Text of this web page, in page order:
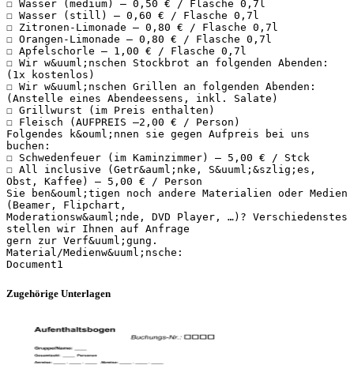
☐ Wasser (medium) – 0,50 € / Flasche 0,7l
☐ Wasser (still) – 0,60 € / Flasche 0,7l
☐ Zitronen-Limonade – 0,80 € / Flasche 0,7l
☐ Orangen-Limonade – 0,80 € / Flasche 0,7l
☐ Apfelschorle – 1,00 € / Flasche 0,7l
☐ Wir w&uuml;nschen Stockbrot an folgenden Abenden:
(1x kostenlos)
☐ Wir w&uuml;nschen Grillen an folgenden Abenden:
(Anstelle eines Abendeessens, inkl. Salate)
☐ Grillwurst (im Preis enthalten)
☐ Fleisch (AUFPREIS –2,00 € / Person)
Folgendes k&ouml;nnen sie gegen Aufpreis bei uns
buchen:
☐ Schwedenfeuer (im Kaminzimmer) – 5,00 € / Stck
☐ All inclusive (Getr&auml;nke, S&uuml;&szlig;es,
Obst, Kaffee) – 5,00 € / Person
Sie ben&ouml;tigen noch andere Materialien oder Medien
(Beamer, Flipchart,
Moderationsw&auml;nde, DVD Player, …)? Verschiedenstes
stellen wir Ihnen auf Anfrage
gern zur Verf&uuml;gung.
Material/Medienw&uuml;nsche:
Zugehörige Unterlagen